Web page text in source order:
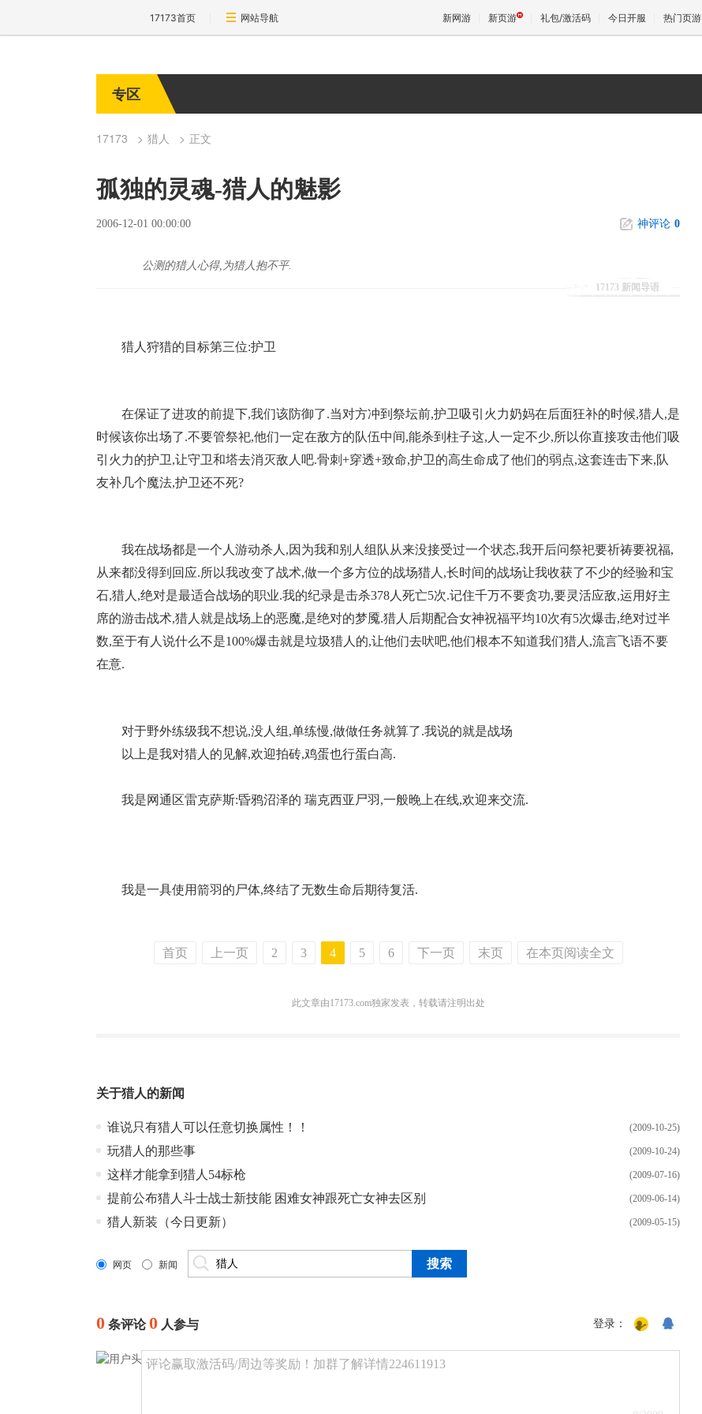
17173首页 网站导航 新网游 新页游 礼包/激活码 今日开服 热门页游
专区
17173 猎人 正文
孤独的灵魂-猎人的魅影
2006-12-01 00:00:00 神评论 0
17173 新闻导语
公测的猎人心得,为猎人抱不平.
猎人狩猎的目标第三位:护卫
在保证了进攻的前提下,我们该防御了.当对方冲到祭坛前,护卫吸引火力奶妈在后面狂补的时候,猎人,是
时候该你出场了.不要管祭祀,他们一定在敌方的队伍中间,能杀到柱子这,人一定不少,所以你直接攻击他们吸
引火力的护卫,让守卫和塔去消灭敌人吧.骨刺+穿透+致命,护卫的高生命成了他们的弱点,这套连击下来,队
友补几个魔法,护卫还不死?
我在战场都是一个人游动杀人,因为我和别人组队从来没接受过一个状态,我开后问祭祀要祈祷要祝福,
从来都没得到回应.所以我改变了战术,做一个多方位的战场猎人,长时间的战场让我收获了不少的经验和宝
石,猎人,绝对是最适合战场的职业.我的纪录是击杀378人死亡5次.记住千万不要贪功,要灵活应敌,运用好主
席的游击战术,猎人就是战场上的恶魔,是绝对的梦魇.猎人后期配合女神祝福平均10次有5次爆击,绝对过半
数,至于有人说什么不是100%爆击就是垃圾猎人的,让他们去吠吧,他们根本不知道我们猎人,流言飞语不要
在意.
对于野外练级我不想说,没人组,单练慢,做做任务就算了.我说的就是战场
以上是我对猎人的见解,欢迎拍砖,鸡蛋也行蛋白高.
我是网通区雷克萨斯:昏鸦沼泽的 瑞克西亚尸羽,一般晚上在线,欢迎来交流.
我是一具使用箭羽的尸体,终结了无数生命后期待复活.
首页 上一页 2 3 4 5 6 下一页 末页 在本页阅读全文
此文章由17173.com独家发表，转载请注明出处
关于猎人的新闻
(2009-10-25)
谁说只有猎人可以任意切换属性！！
(2009-10-24)
玩猎人的那些事
(2009-07-16)
这样才能拿到猎人54标枪
(2009-06-14)
提前公布猎人斗士战士新技能 困难女神跟死亡女神去区别
(2009-05-15)
猎人新装（今日更新）
网页 新闻
0 条评论0 人参与 登录：
评论赢取激活码/周边等奖励！加群了解详情224611913
的刚需"？